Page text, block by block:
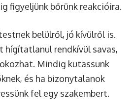
figyeljünk bőrünk reakcióira.
belülről, jó kívülről is.
hígítatlanul rendkívül savas,
Mindig kutassunk
és ha bizonytalanok
fel egy szakembert.